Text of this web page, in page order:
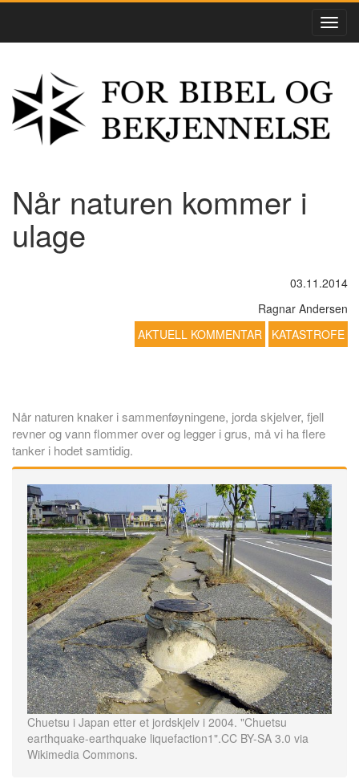
Når naturen kommer i
ulage
03.11.2014
Ragnar Andersen
AKTUELL KOMMENTAR
KATASTROFE
Når naturen knaker i sammenføyningene, jorda skjelver, fjell
revner og vann flommer over og legger i grus, må vi ha flere
tanker i hodet samtidig.
Chuetsu i Japan etter et jordskjelv i 2004. "Chuetsu
earthquake-earthquake liquefaction1".CC BY-SA 3.0 via
Wikimedia Commons.